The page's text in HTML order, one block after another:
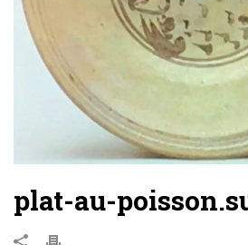
plat-au-